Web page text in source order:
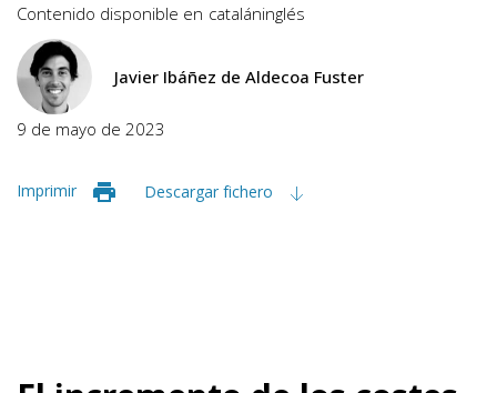
Contenido disponible en cataláninglés
Javier Ibáñez de Aldecoa Fuster
9 de mayo de 2023
Imprimir Descargar fichero